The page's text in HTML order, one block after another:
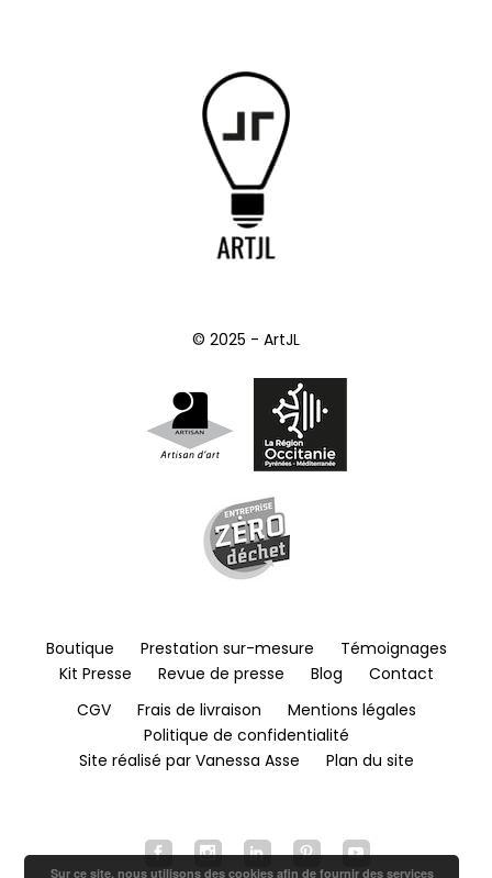
© 2025 - ArtJL
Boutique Prestation sur-mesure
Témoignages
Kit Presse
Revue de presse Blog
Contact
CGV
Frais de livraison
Mentions légales
Politique de confidentialité
Site réalisé par Vanessa Asse
Plan du site
Sur ce site, nous utilisons des cookies afin de fournir des services